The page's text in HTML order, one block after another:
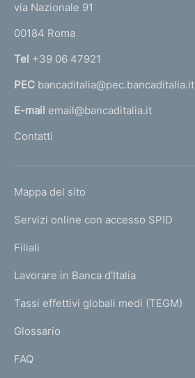
r
n
a
l
'
m
e
a
g
via Nazionale 91
00184 Roma
Tel +39 06 47921
PEC bancaditalia@pec.bancaditalia.it
E-mail email@bancaditalia.it
Contatti
L
N
K
T
I
I
Mappa del sito
Servizi online con accesso SPID
Filiali
Lavorare in Banca d'Italia
Tassi effettivi globali medi (TEGM)
Glossario
FAQ